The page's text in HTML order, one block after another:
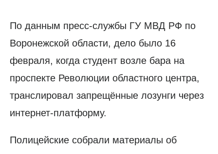
По данным пресс-службы ГУ МВД РФ по
Воронежской области, дело было 16
февраля, когда студент возле бара на
проспекте Революции областного центра,
транслировал запрещённые лозунги через
интернет-платформу.
Полицейские собрали материалы об